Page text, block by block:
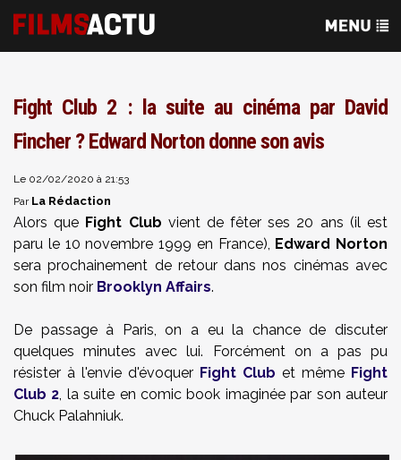
Fight Club 2 : la suite au cinéma par David
Fincher ? Edward Norton donne son avis
Le 02/02/2020 à 21:53
Par La Rédaction
Alors que Fight Club vient de fêter ses 20 ans (il est
paru le 10 novembre 1999 en France), Edward Norton
sera prochainement de retour dans nos cinémas avec
son film noir Brooklyn Affairs.
De passage à Paris, on a eu la chance de discuter
quelques minutes avec lui. Forcément on a pas pu
résister à l'envie d'évoquer Fight Club et même Fight
Club 2, la suite en comic book imaginée par son auteur
Chuck Palahniuk.